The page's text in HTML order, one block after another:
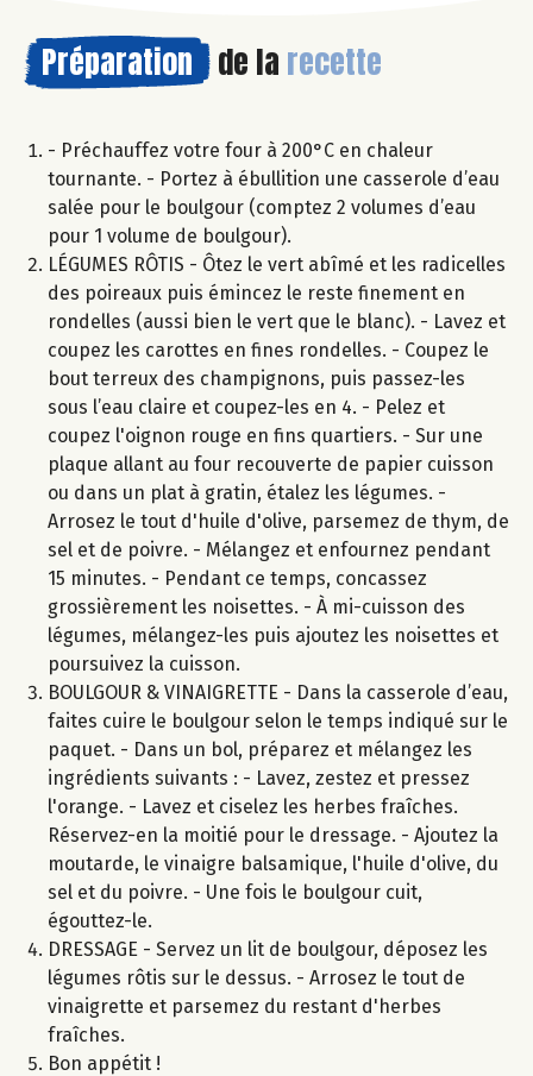
Préparation de la recette
- Préchauffez votre four à 200°C en chaleur
tournante. - Portez à ébullition une casserole d’eau
salée pour le boulgour (comptez 2 volumes d’eau
pour 1 volume de boulgour).
LÉGUMES RÔTIS - Ôtez le vert abîmé et les radicelles
des poireaux puis émincez le reste finement en
rondelles (aussi bien le vert que le blanc). - Lavez et
coupez les carottes en fines rondelles. - Coupez le
bout terreux des champignons, puis passez-les
sous l’eau claire et coupez-les en 4. - Pelez et
coupez l'oignon rouge en fins quartiers. - Sur une
plaque allant au four recouverte de papier cuisson
ou dans un plat à gratin, étalez les légumes. -
Arrosez le tout d'huile d'olive, parsemez de thym, de
sel et de poivre. - Mélangez et enfournez pendant
15 minutes. - Pendant ce temps, concassez
grossièrement les noisettes. - À mi-cuisson des
légumes, mélangez-les puis ajoutez les noisettes et
poursuivez la cuisson.
BOULGOUR & VINAIGRETTE - Dans la casserole d’eau,
faites cuire le boulgour selon le temps indiqué sur le
paquet. - Dans un bol, préparez et mélangez les
ingrédients suivants : - Lavez, zestez et pressez
l'orange. - Lavez et ciselez les herbes fraîches.
Réservez-en la moitié pour le dressage. - Ajoutez la
moutarde, le vinaigre balsamique, l'huile d'olive, du
sel et du poivre. - Une fois le boulgour cuit,
égouttez-le.
DRESSAGE - Servez un lit de boulgour, déposez les
légumes rôtis sur le dessus. - Arrosez le tout de
vinaigrette et parsemez du restant d'herbes
fraîches.
Bon appétit !